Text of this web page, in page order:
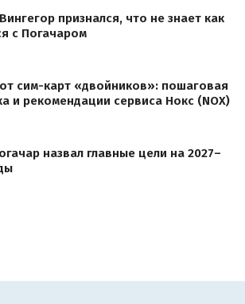
признался, что не знает как
с Погачаром
сим-карт «двойников»: пошаговая
и рекомендации сервиса Нокс (NOX)
назвал главные цели на 2027–